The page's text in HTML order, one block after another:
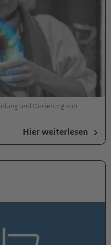
und Dosierung von
Hier weiterlesen